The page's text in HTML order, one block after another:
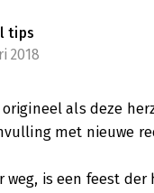
tips
2018
origineel als deze
met nieuwe
weg, is een feest